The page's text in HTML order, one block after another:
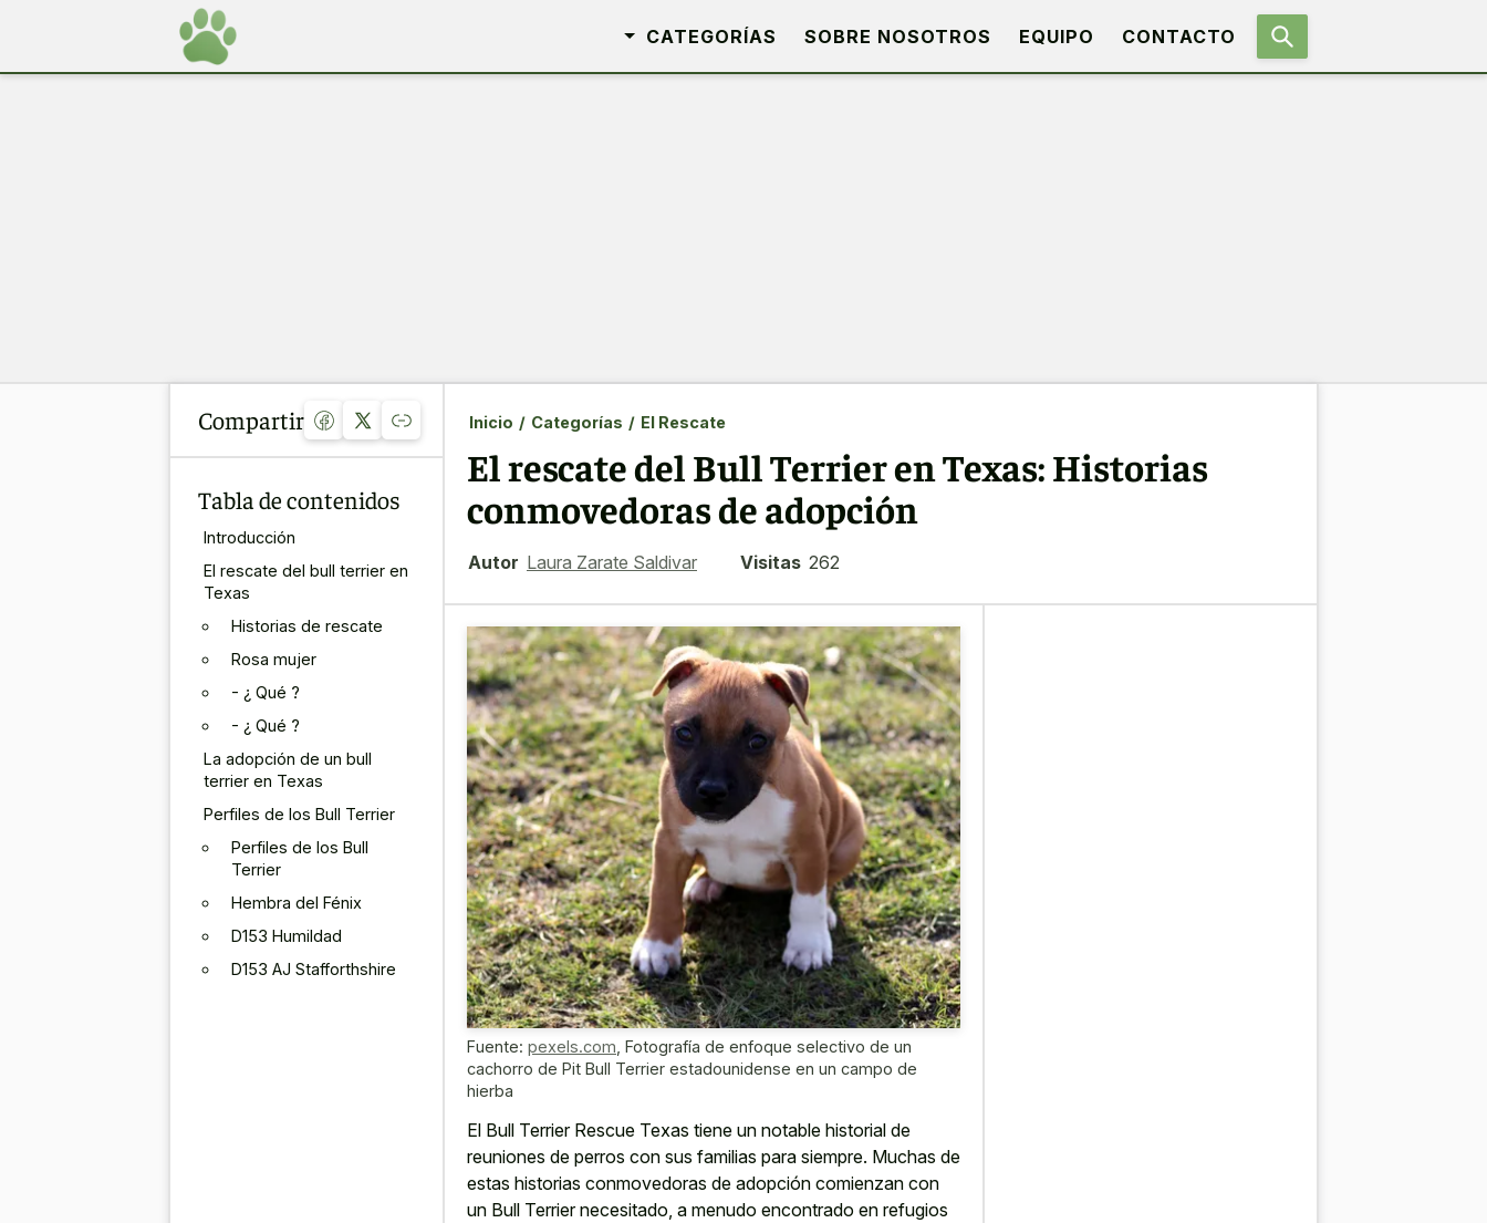
CATEGORÍAS SOBRE NOSOTROS EQUIPO CONTACTO
Compartir
Tabla de contenidos
Introducción
El rescate del bull terrier en
Texas
Historias de rescate
Rosa mujer
- ¿ Qué ?
- ¿ Qué ?
La adopción de un bull
terrier en Texas
Perfiles de los Bull Terrier
Perfiles de los Bull
Terrier
Hembra del Fénix
D153 Humildad
D153 AJ Stafforthshire
Inicio / Categorías / El Rescate
El rescate del Bull Terrier en Texas: Historias
conmovedoras de adopción
Autor Laura Zarate Saldivar Visitas 262
Fuente: pexels.com Fotografía de enfoque selectivo de un
cachorro de Pit Bull Terrier estadounidense en un campo de
hierba
El Bull Terrier Rescue Texas tiene un notable historial de
reuniones de perros con sus familias para siempre. Muchas de
estas historias conmovedoras de adopción comienzan con
un Bull Terrier necesitado, a menudo encontrado en refugios